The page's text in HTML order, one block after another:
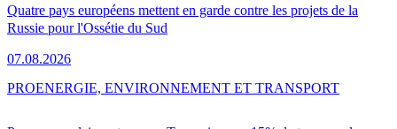
Quatre pays européens mettent en garde contre les projets de la
Russie pour l'Ossétie du Sud
07.08.2026
PROENERGIE, ENVIRONNEMENT ET TRANSPORT